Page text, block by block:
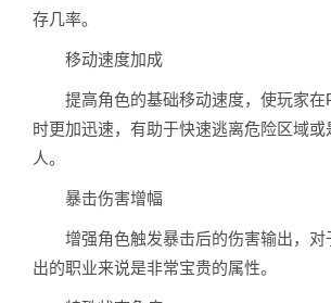
存几率。
移动速度加成
提高角色的基础移动速度，使玩家在
时更加迅速，有助于快速逃离危险区域
人。
暴击伤害增幅
增强角色触发暴击后的伤害输出，对
出的职业来说是非常宝贵的属性。